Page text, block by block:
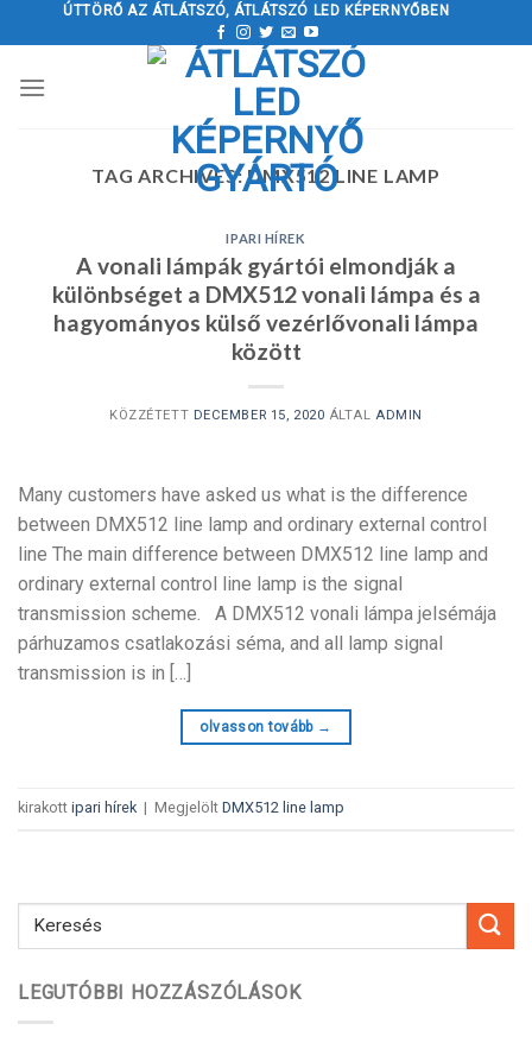
a
ÚTTÖRŐ AZ ÁTLÁTSZÓ, ÁTLÁTSZÓ LED KÉPERNYŐBEN
TAG ARCHIVES:DMX512 LINE LAMP
LEGUTÓBBI HOZZÁSZÓLÁSOK
IPARI HÍREK
A vonali lámpák gyártói elmondják a
különbséget a DMX512 vonali lámpa és a
hagyományos külső vezérlővonali lámpa
között
KÖZZÉTETT DECEMBER 15, 2020 ÁLTALADMIN
Many customers have asked us what is the difference
between DMX512 line lamp and ordinary external control
line The main difference between DMX512 line lamp and
ordinary external control line lamp is the signal
transmission scheme. A DMX512 vonali lámpa jelsémája
párhuzamos csatlakozási séma, and all lamp signal
transmission is in […]
olvasson tovább →
kirakott ipari hírek | Megjelölt DMX512 line lamp